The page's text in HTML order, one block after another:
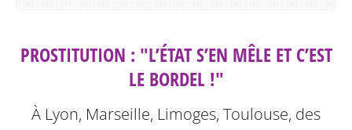
PROSTITUTION : "L’ÉTAT S’EN MÊLE ET C’EST
LE BORDEL !"
À Lyon, Marseille, Limoges, Toulouse, des